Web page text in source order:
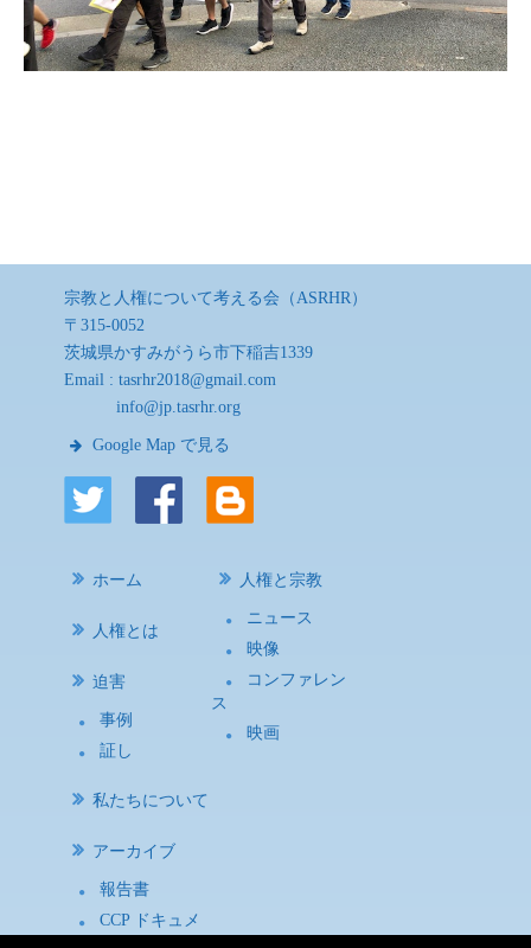
宗教と人権について考える会（ASRHR）
〒315-0052
茨城県かすみがうら市下稲吉1339
Email : tasrhr2018@gmail.com
info@jp.tasrhr.org
Google Map で見る
ホーム
人権とは
迫害
事例
証し
人権と宗教
ニュース
映像
コンファレン
ス
映画
私たちについて
アーカイブ
報告書
CCP ドキュメ